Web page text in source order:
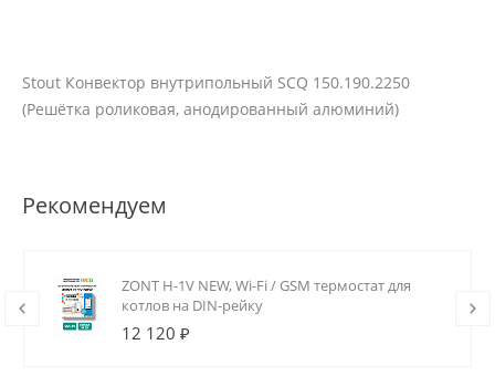
Stout Конвектор внутрипольный SCQ 150.190.2250
(Решётка роликовая, анодированный алюминий)
Рекомендуем
ZONT H-1V NEW, Wi-Fi / GSM термостат для
котлов на DIN-рейку
12 120 ₽